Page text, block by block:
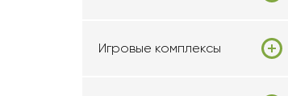
Игровые комплексы